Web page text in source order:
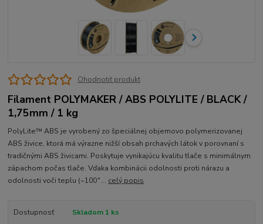
Ohodnotiť produkt
Filament POLYMAKER / ABS POLYLITE / BLACK /
1,75mm / 1 kg
PolyLite™ ABS je vyrobený zo špeciálnej objemovo polymerizovanej
ABS živice, ktorá má výrazne nižší obsah prchavých látok v porovnaní s
tradičnými ABS živicami. Poskytuje vynikajúcu kvalitu tlače s minimálnym
zápachom počas tlače. Vďaka kombinácii odolnosti proti nárazu a
odolnosti voči teplu (~100˚... celý popis
Dostupnosť Skladom 1 ks